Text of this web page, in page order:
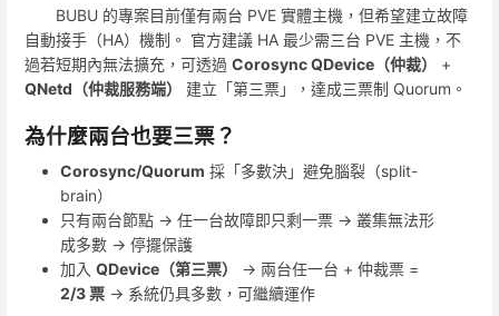
BUBU 的專案目前僅有兩台 PVE 實體主機，但希望建立故障
自動接手（HA）機制。 官方建議 HA 最少需三台 PVE 主機，不
過若短期內無法擴充，可透過 Corosync QDevice（仲裁）
+
QNetd（仲裁服務端）
建立「第三票」，達成三票制 Quorum。
為什麼兩台也要三票？
Corosync/Quorum 採「多數決」避免腦裂（split-
brain）
只有兩台節點 → 任一台故障即只剩一票 → 叢集無法形
成多數 → 停擺保護
加入 QDevice（第三票）
→ 兩台任一台 + 仲裁票 =
2/3 票 → 系統仍具多數，可繼續運作